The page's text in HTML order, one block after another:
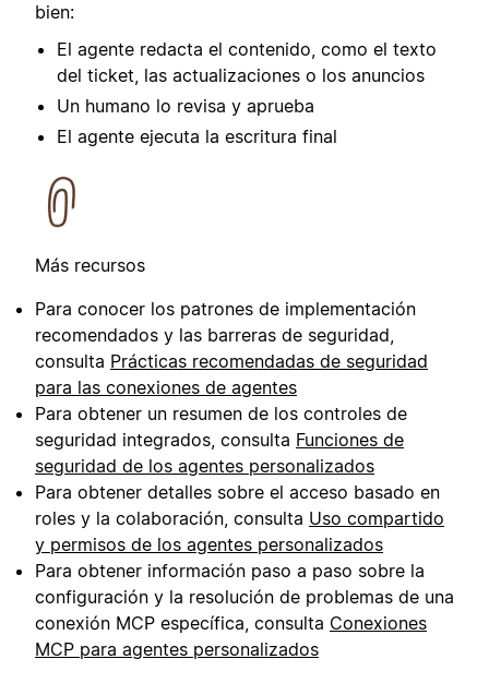
bien:
El agente redacta el contenido, como el texto
del ticket, las actualizaciones o los anuncios
Un humano lo revisa y aprueba
El agente ejecuta la escritura final
Más recursos
Para conocer los patrones de implementación
recomendados y las barreras de seguridad,
consulta Prácticas recomendadas de seguridad
para las conexiones de agentes
Para obtener un resumen de los controles de
seguridad integrados, consulta Funciones de
seguridad de los agentes personalizados
Para obtener detalles sobre el acceso basado en
roles y la colaboración, consulta Uso compartido
y permisos de los agentes personalizados
Para obtener información paso a paso sobre la
configuración y la resolución de problemas de una
conexión MCP específica, consulta Conexiones
MCP para agentes personalizados